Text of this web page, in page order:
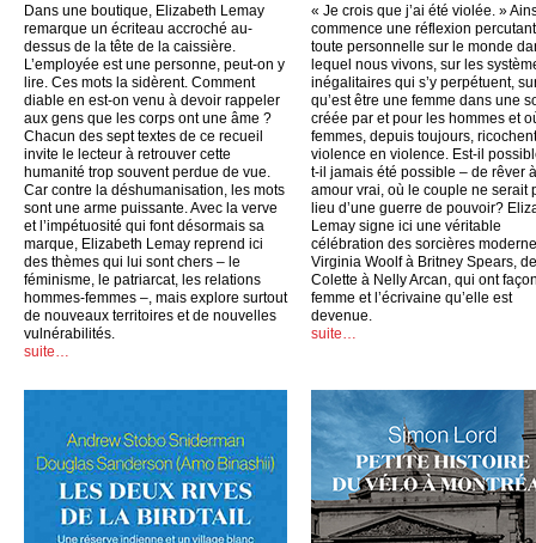
Dans une boutique, Elizabeth Lemay
remarque un écriteau accroché au-
dessus de la tête de la caissière.
L’employée est une personne, peut-on y
lire. Ces mots la sidèrent. Comment
diable en est-on venu à devoir rappeler
aux gens que les corps ont une âme ?
Chacun des sept textes de ce recueil
invite le lecteur à retrouver cette
humanité trop souvent perdue de vue.
Car contre la déshumanisation, les mots
sont une arme puissante. Avec la verve
et l’impétuosité qui font désormais sa
marque, Elizabeth Lemay reprend ici
des thèmes qui lui sont chers – le
féminisme, le patriarcat, les relations
hommes-femmes –, mais explore surtout
de nouveaux territoires et de nouvelles
vulnérabilités.
suite…
« Je crois que j’ai été violée. »
commence une réflexion
toute personnelle sur le monde
lequel nous vivons, sur les
inégalitaires qui s’y perpétuent,
qu’est être une femme dans une
créée par et pour les hommes et
femmes, depuis toujours,
violence en violence. Est-il
t-il jamais été possible – de rêver
amour vrai, où le couple ne serait
lieu d’une guerre de pouvoir?
Lemay signe ici une véritable
célébration des sorcières
Virginia Woolf à Britney Spears, de
Colette à Nelly Arcan, qui ont
femme et l’écrivaine qu’elle est
devenue.
suite…